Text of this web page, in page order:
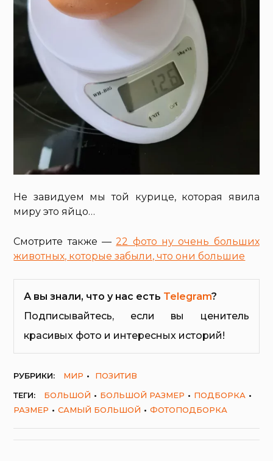
Не завидуем мы той курице, которая явила
миру это яйцо…
Смотрите также —22 фото ну очень больших
животных, которые забыли, что они большие
А вы знали, что у нас есть Telegram?
Подписывайтесь, если вы ценитель
красивых фото и интересных историй!
РУБРИКИ: МИР
ПОЗИТИВ
ТЕГИ:
БОЛЬШОЙ БОЛЬШОЙ РАЗМЕР
ПОДБОРКА
РАЗМЕР
САМЫЙ БОЛЬШОЙ ФОТОПОДБОРКА